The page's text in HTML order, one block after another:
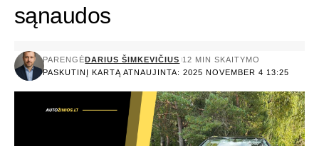
sąnaudos
PASKUTINĮ KARTĄ ATNAUJINTA: 2025 NOVEMBER 4 13:25
PARENGĖDARIUS ŠIMKEVIČIUS 12 MIN SKAITYMO